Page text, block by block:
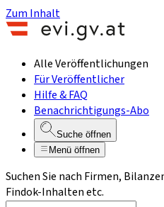
Zum Inhalt
Alle Veröffentlichungen
Für Veröffentlicher
Hilfe & FAQ
Benachrichtigungs-Abo
Suche öffnen
Menü öffnen
Suchen Sie nach Firmen,
Findok-Inhalten etc.